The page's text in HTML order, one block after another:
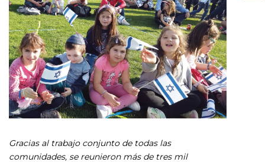
Gracias al trabajo conjunto de todas las
comunidades, se reunieron más de tres mil